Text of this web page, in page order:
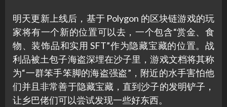
明天更新上线后，基于 Polygon 的区块链游戏的玩
家将有一个新的位置可以去，一个包含“赏金、食
物、装饰品和实用 SFT”作为隐藏宝藏的位置。战
利品被土包子海盗深埋在沙子里，游戏文档将其称
为“一群笨手笨脚的海盗强盗”，附近的水手害怕他
们并且非常善于隐藏宝藏，直到沙子的发明铲子，
让乡巴佬们可以尝试发现一些好东西。